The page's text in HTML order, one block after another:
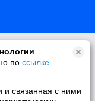
по ссылке
и связанная с ними